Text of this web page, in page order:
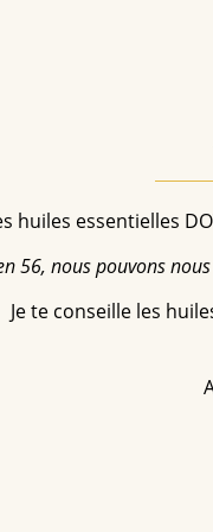
huiles essentielles
56, nous pouvons
Je te conseille les